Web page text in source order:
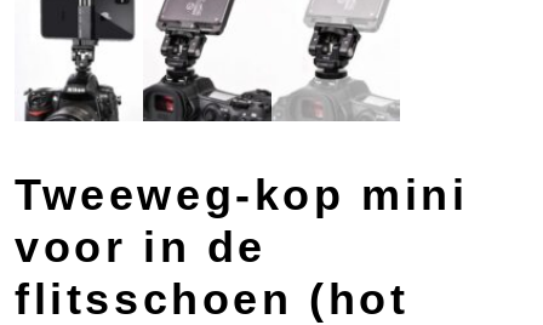
Tweeweg-kop mini
voor in de
flitsschoen (hot